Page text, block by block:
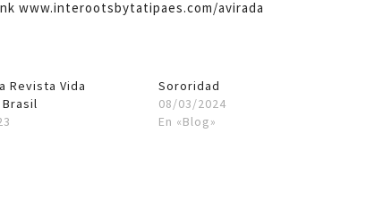
www.interootsbytatipaes.com/avirada
Revista Vida
Sororidad
08/03/2024
En «Blog»